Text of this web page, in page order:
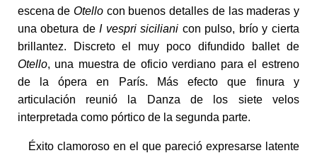
escena deOtello con buenos detalles de las maderas y
una obetura deI vespri siciliani con pulso, brío y cierta
brillantez. Discreto el muy poco difundido ballet de
Otello, una muestra de oficio verdiano para el estreno
de la ópera en París. Más efecto que finura y
articulación reunió la Danza de los siete velos
interpretada como pórtico de la segunda parte.
Éxito clamoroso en el que pareció expresarse latente